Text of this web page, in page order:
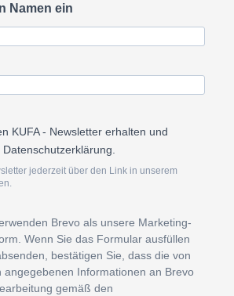
Namen ein
KUFA - Newsletter erhalten und
jederzeit über den Link in unserem
Brevo als unsere Marketing-
Wenn Sie das Formular ausfüllen
bestätigen Sie, dass die von
angegebenen Informationen an Brevo
gemäß den